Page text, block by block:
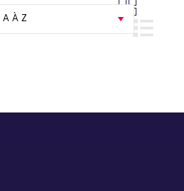
A À Z